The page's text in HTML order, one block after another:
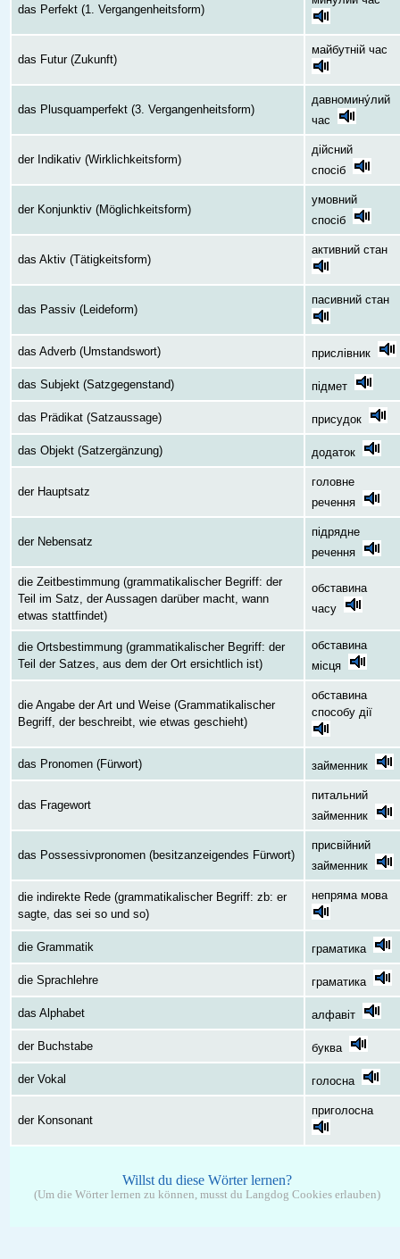
das Perfekt (1. Vergangenheitsform)
das Futur (Zukunft)
майбутній час
das Plusquamperfekt (3. Vergangenheitsform)
давномину́лий
час
der Indikativ (Wirklichkeitsform)
дійсний
спосіб
der Konjunktiv (Möglichkeitsform)
умовний
спосіб
das Aktiv (Tätigkeitsform)
активний стан
das Passiv (Leideform)
пасивний стан
das Adverb (Umstandswort) прислівник
das Subjekt (Satzgegenstand) підмет
das Prädikat (Satzaussage) присудок
das Objekt (Satzergänzung) додаток
der Hauptsatz
головне
речення
der Nebensatz
підрядне
речення
die Zeitbestimmung (grammatikalischer Begriff: der
Teil im Satz, der Aussagen darüber macht, wann
etwas stattfindet)
обставина
часу
die Ortsbestimmung (grammatikalischer Begriff: der
Teil der Satzes, aus dem der Ort ersichtlich ist)
обставина
місця
die Angabe der Art und Weise (Grammatikalischer
Begriff, der beschreibt, wie etwas geschieht)
обставина
способу дії
das Pronomen (Fürwort) займенник
das Fragewort
питальний
займенник
das Possessivpronomen (besitzanzeigendes Fürwort)
присвійний
займенник
die indirekte Rede (grammatikalischer Begriff: zb: er
sagte, das sei so und so)
непряма мова
die Grammatik граматика
die Sprachlehre граматика
das Alphabet алфавіт
der Buchstabe буква
der Vokal голосна
der Konsonant
приголосна
Willst du diese Wörter lernen?
(Um die Wörter lernen zu können, musst du Langdog Cookies erlauben)